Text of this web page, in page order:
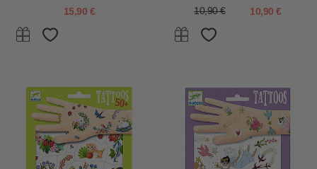
15,90 € 10,90 € 10,90 €